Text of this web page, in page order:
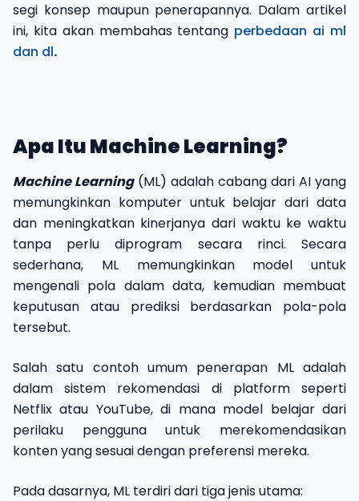
segi konsep maupun penerapannya. Dalam artikel
ini, kita akan membahas tentang perbedaan ai ml
dan dl.
Apa Itu Machine Learning?
Machine Learning(ML) adalah cabang dari AI yang
memungkinkan komputer untuk belajar dari data
dan meningkatkan kinerjanya dari waktu ke waktu
tanpa perlu diprogram secara rinci. Secara
sederhana, ML memungkinkan model untuk
mengenali pola dalam data, kemudian membuat
keputusan atau prediksi berdasarkan pola-pola
tersebut.
Salah satu contoh umum penerapan ML adalah
dalam sistem rekomendasi di platform seperti
Netflix atau YouTube, di mana model belajar dari
perilaku pengguna untuk merekomendasikan
konten yang sesuai dengan preferensi mereka.
Pada dasarnya, ML terdiri dari tiga jenis utama: